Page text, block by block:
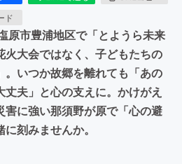
ド
原市豊浦地区で「とようら未来
火大会ではなく、子どもたちの
。いつか故郷を離れても「あの
夫」と心の支えに。かけがえ
害に強い那須野が原で「心の避
刻みませんか。